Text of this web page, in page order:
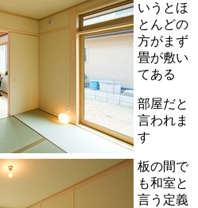
いうとほ
とんどの
方がまず
畳が敷い
てある
部屋だと
言われま
す
板の間で
も和室と
言う定義